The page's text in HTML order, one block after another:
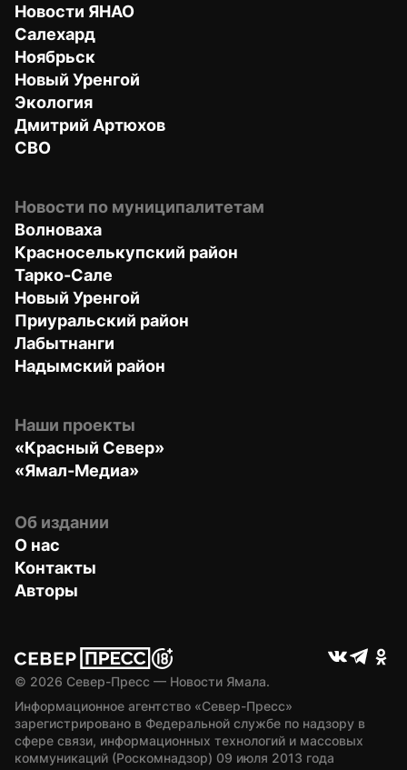
Новости ЯНАО
Салехард
Ноябрьск
Новый Уренгой
Экология
Дмитрий Артюхов
СВО
Новости по муниципалитетам
Волноваха
Красноселькупский район
Тарко-Сале
Новый Уренгой
Приуральский район
Лабытнанги
Надымский район
Наши проекты
«Красный Север»
«Ямал-Медиа»
Об издании
О нас
Контакты
Авторы
© 2026 Север-Пресс — Новости Ямала.
Информационное агентство «Север-Пресс»
зарегистрировано в Федеральной службе по надзору в
сфере связи, информационных технологий и массовых
коммуникаций (Роскомнадзор) 09 июля 2013 года